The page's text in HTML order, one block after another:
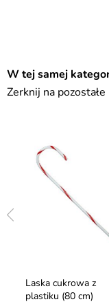
W tej samej
Zerknij na
Laska cukrowa z
plastiku (80 cm)